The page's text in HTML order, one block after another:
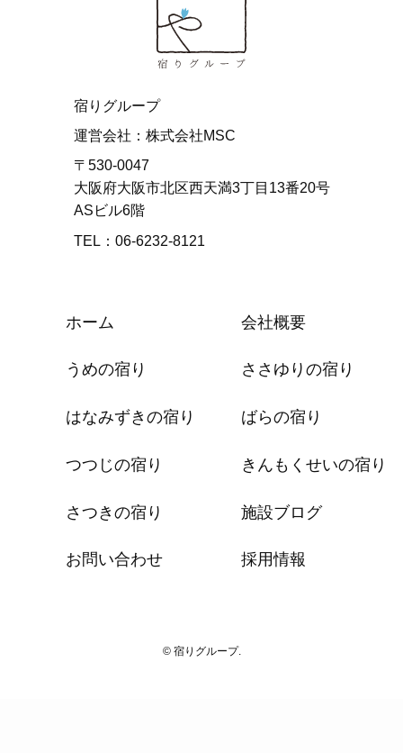
宿りグループ
運営会社：株式会社MSC
〒530-0047
大阪府大阪市北区西天満3丁目13番20号
ASビル6階
TEL：06-6232-8121
ホーム 会社概要
うめの宿り ささゆりの宿り
はなみずきの宿り ばらの宿り
つつじの宿り きんもくせいの宿り
さつきの宿り 施設ブログ
お問い合わせ 採用情報
© 宿りグループ.